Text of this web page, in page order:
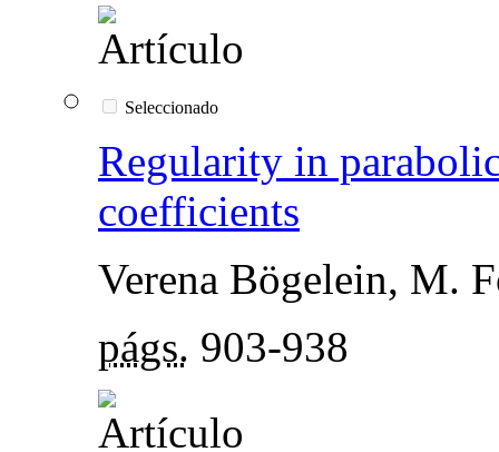
Seleccionado
Regularity in
coefficients
Verena Bögelein, M.
págs. 903-938